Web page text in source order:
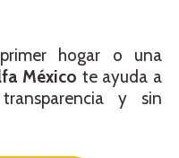
hogar o una
México te ayuda a
y sin